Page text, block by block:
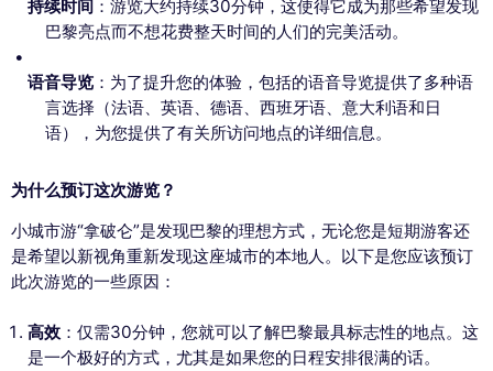
This website uses
cookies
持续时间 ：游览大约持续30分钟，这使得它成为那些希望发现
巴黎亮点而不想花费整天时间的人们的完美活动。
语音导览 ：为了提升您的体验，包括的语音导览提供了多种语
言选择（法语、英语、德语、西班牙语、意大利语和日
语），为您提供了有关所访问地点的详细信息。
为什么预订这次游览？
小城市游“拿破仑”是发现巴黎的理想方式，无论您是短期游客还
是希望以新视角重新发现这座城市的本地人。以下是您应该预订
此次游览的一些原因：
高效 ：仅需30分钟，您就可以了解巴黎最具标志性的地点。这
是一个极好的方式，尤其是如果您的日程安排很满的话。